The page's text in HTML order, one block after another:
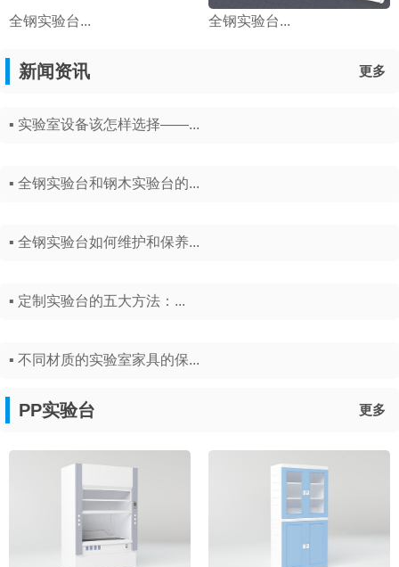
全钢实验台... 全钢实验台...
新闻资讯 更多
▪ 实验室设备该怎样选择——...
▪ 全钢实验台和钢木实验台的...
▪ 全钢实验台如何维护和保养...
▪ 定制实验台的五大方法：...
▪ 不同材质的实验室家具的保...
PP实验台 更多